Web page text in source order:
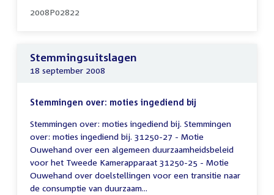
2008P02822
Stemmingsuitslagen
18 september 2008
Stemmingen over: moties ingediend bij
Stemmingen over: moties ingediend bij. Stemmingen
over: moties ingediend bij. 31250-27 - Motie
Ouwehand over een algemeen duurzaamheidsbeleid
voor het Tweede Kamerapparaat 31250-25 - Motie
Ouwehand over doelstellingen voor een transitie naar
de consumptie van duurzaam...